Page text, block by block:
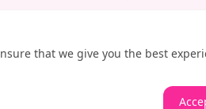
В переполненном
доступный
Iamprovider для
that we give you the best